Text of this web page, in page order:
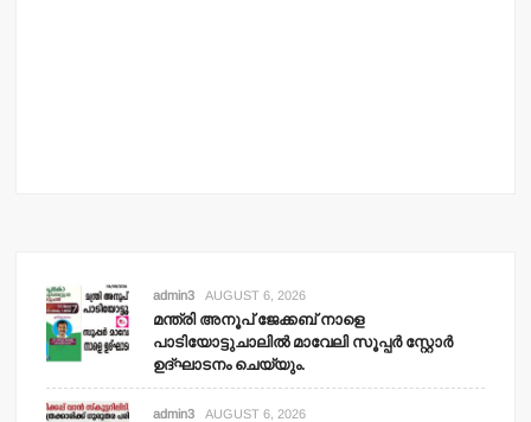
admin3 AUGUST 6, 2026
മന്ത്രി അനൂപ് ജേക്കബ് നാളെ
പാടിയോട്ടുചാലില്‍ മാവേലി സൂപ്പര്‍ സ്റ്റോര്‍
ഉദ്ഘാടനം ചെയ്യും.
admin3 AUGUST 6, 2026